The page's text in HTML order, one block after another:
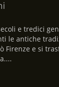
e tredici
le antiche
Firenze e si